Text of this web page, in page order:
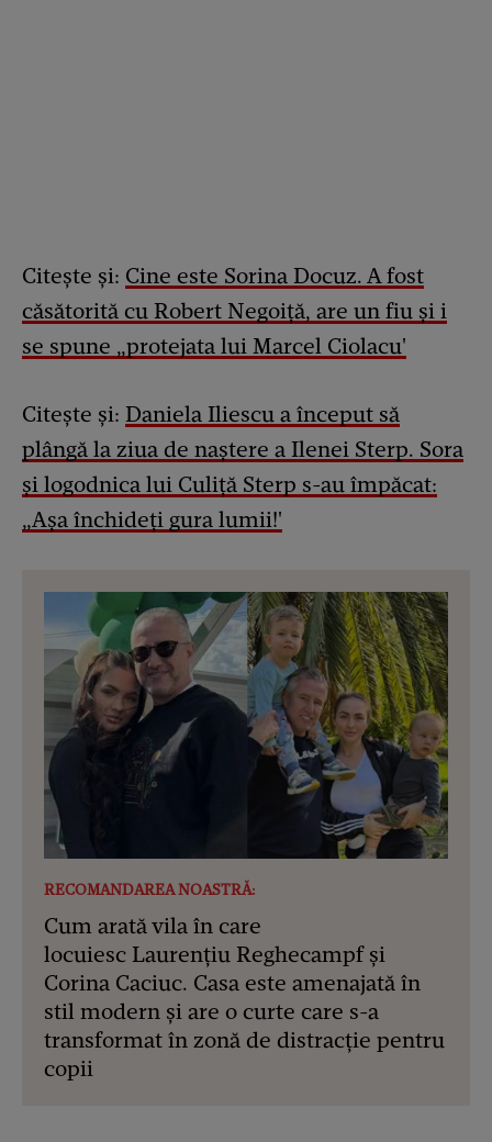
Citește și: Cine este Sorina Docuz. A fost
căsătorită cu Robert Negoiță, are un fiu și i
se spune „protejata lui Marcel Ciolacu'
Citește și: Daniela Iliescu a început să
plângă la ziua de naștere a Ilenei Sterp. Sora
și logodnica lui Culiță Sterp s-au împăcat:
„Așa închideți gura lumii!'
RECOMANDAREA NOASTRĂ:
Cum arată vila în care
locuiesc Laurențiu Reghecampf și
Corina Caciuc. Casa este amenajată în
stil modern și are o curte care s-a
transformat în zonă de distracție pentru
copii